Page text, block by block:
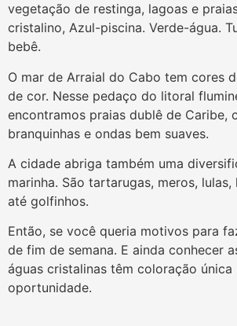
vegetação de restinga, lagoas e
cristalino, Azul-piscina. Verde-água.
bebê.
O mar de Arraial do Cabo tem cores
de cor. Nesse pedaço do litoral
encontramos praias dublê de Caribe,
branquinhas e ondas bem suaves.
A cidade abriga também uma
marinha. São tartarugas, meros,
até golfinhos.
Então, se você queria motivos para
de fim de semana. E ainda conhecer
águas cristalinas têm coloração única
oportunidade.